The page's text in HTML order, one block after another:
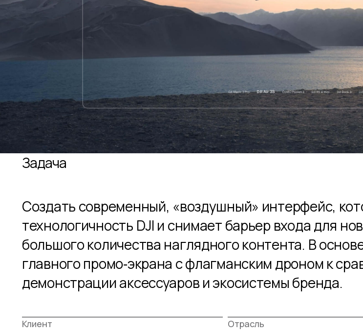
Задача
Создать современный, «воздушный» интерфейс,
технологичность DJI и снимает барьер входа для
большого количества наглядного контента. В
главного промо‑экрана с флагманским дроном к
демонстрации аксессуаров и экосистемы бренда.
Клиент
Отрасль